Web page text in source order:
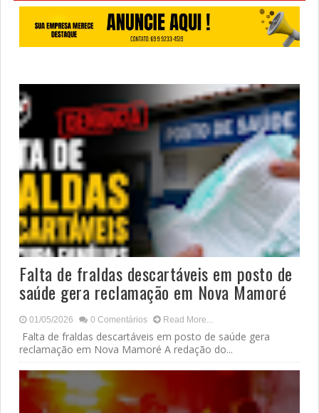
Falta de fraldas descartáveis em posto de
saúde gera reclamação em Nova Mamoré
01/05/2026 0 Comentários Read More...
Falta de fraldas descartáveis em posto de saúde gera
reclamação em Nova Mamoré A redação do...